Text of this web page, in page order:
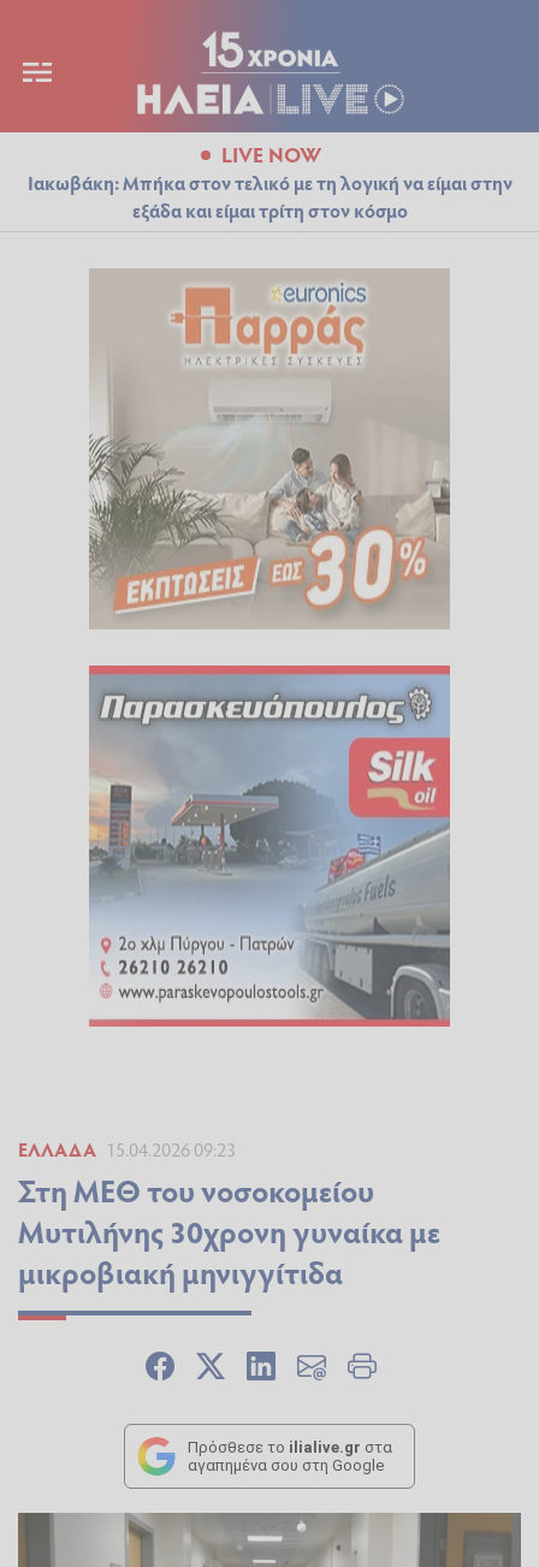
LIVE NOW
Ιακωβάκη: Μπήκα στον τελικό με τη λογική να είμαι στην
εξάδα και είμαι τρίτη στον κόσμο
ΕΛΛΆΔΑ 15.04.2026 09:23
Στη ΜΕΘ του νοσοκομείου
Μυτιλήνης 30χρονη γυναίκα με
μικροβιακή μηνιγγίτιδα
Πρόσθεσε το ilialive.gr στα
αγαπημένα σου στη Google